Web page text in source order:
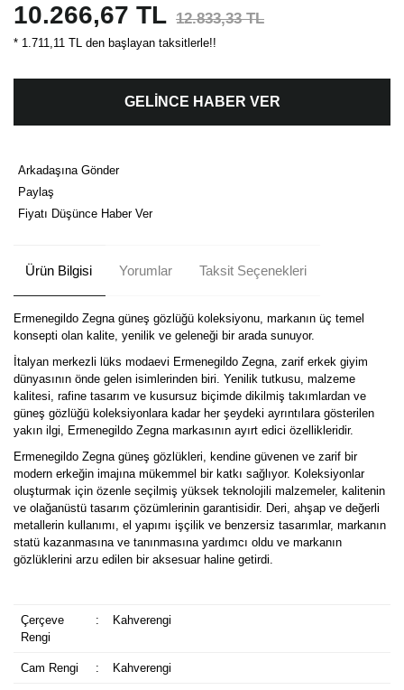
10.266,67 TL 12.833,33 TL
* 1.711,11 TL den başlayan taksitlerle!!
GELİNCE HABER VER
Arkadaşına Gönder
Paylaş
Fiyatı Düşünce Haber Ver
Ürün Bilgisi Yorumlar Taksit Seçenekleri
Ermenegildo Zegna güneş gözlüğü koleksiyonu, markanın üç temel
konsepti olan kalite, yenilik ve geleneği bir arada sunuyor.
İtalyan merkezli lüks modaevi Ermenegildo Zegna, zarif erkek giyim
dünyasının önde gelen isimlerinden biri. Yenilik tutkusu, malzeme
kalitesi, rafine tasarım ve kusursuz biçimde dikilmiş takımlardan ve
güneş gözlüğü koleksiyonlara kadar her şeydeki ayrıntılara gösterilen
yakın ilgi, Ermenegildo Zegna markasının ayırt edici özellikleridir.
Ermenegildo Zegna güneş gözlükleri, kendine güvenen ve zarif bir
modern erkeğin imajına mükemmel bir katkı sağlıyor. Koleksiyonlar
oluşturmak için özenle seçilmiş yüksek teknolojili malzemeler, kalitenin
ve olağanüstü tasarım çözümlerinin garantisidir. Deri, ahşap ve değerli
metallerin kullanımı, el yapımı işçilik ve benzersiz tasarımlar, markanın
statü kazanmasına ve tanınmasına yardımcı oldu ve markanın
gözlüklerini arzu edilen bir aksesuar haline getirdi.
Çerçeve
Rengi
: Kahverengi
Cam Rengi : Kahverengi